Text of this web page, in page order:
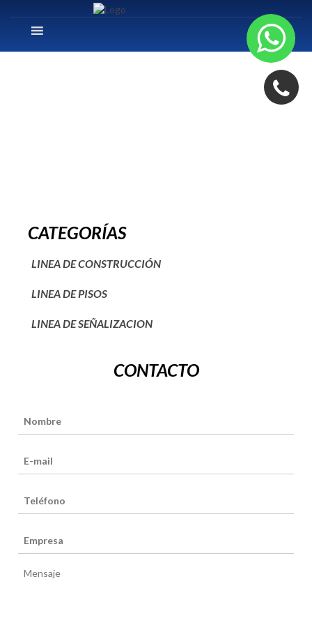
CATEGORÍAS
LINEA DE CONSTRUCCIÓN
LINEA DE PISOS
LINEA DE SEÑALIZACION
CONTACTO